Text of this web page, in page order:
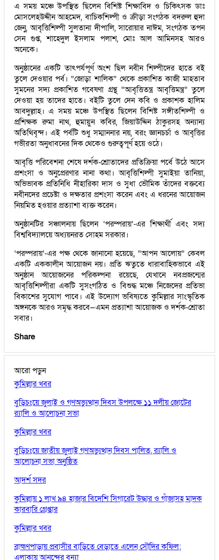
এ সময় মঞ্চে উপস্থিত ছিলেন বিশিষ্ট শিক্ষাবিদ ও চিকিৎসক ডাঃ
মোসলেহউদ্দীন আহমেদ, বাচিকশিল্পী ও ক্রীড়া সংগঠক বদরুল হুদা
জেনু, আবৃত্তিশিল্পী সুলতানা দীপালি, সারোয়ার নাঈম, সংগঠক তপন
সেন গুপ্ত, শাহেদুল ইসলাম পলাশ, মোঃ আল আমিনসহ আরও
অনেকে।
অনুষ্ঠানের একটি তাৎপর্যপূর্ণ অংশ ছিল নবীন শিল্পীদের হাতে বই
তুলে দেওয়ার পর্ব। “জোড়া শালিক” থেকে প্রকাশিত কাজী মাহতাব
সুমনের সদ্য প্রকাশিত গবেষণা গ্রন্থ “আবৃত্তিতন্ত্র আবৃত্তিমন্ত্র” তুলে
দেওয়া হয় তাদের হাতে। বইটি তুলে দেন কবি ও প্রকাশক হালিম
আবদুল্লাহ। এ সময় মঞ্চে উপস্থিত ছিলেন বিশিষ্ট সঙ্গীতশিল্পী ও
প্রশিক্ষক রুমা নাথ, হুমায়ুন কবির, জিয়াউদ্দিন ঠাকুরসহ অন্যান্য
অতিথিবৃন্দ। এই পর্বটি শুধু সম্মাননার নয়, বরং জ্ঞানচর্চা ও আবৃত্তির
গভীরতা অনুধাবনের দিক থেকেও গুরুত্বপূর্ণ হয়ে ওঠে।
আবৃত্তি পরিবেশনা শেষে দর্শক-শ্রোতাদের প্রতিক্রিয়া পর্বে উঠে আসে
প্রশংসা ও অনুপ্রেরণার নানা কথা। আবৃত্তিশিল্পী সুমাইয়া তানিয়া,
অভিভাবক প্রতিনিধি নীহারিকা দাস ও সুধা ভৌমিক তাঁদের বক্তব্যে
নবীনদের প্রচেষ্টা ও দক্ষতার প্রশংসা করেন এবং এ ধরনের আয়োজন
নিয়মিত হওয়ার প্রত্যাশা ব্যক্ত করেন।
অনুষ্ঠানটির সঞ্চালনায় ছিলেন ‘পরম্পরায়’-এর শিক্ষার্থী এবং সদ্য
বিশ্ববিদ্যালয়ে অধ্যয়নরত সোহম সরকার।
‘পরম্পরায়’-এর পক্ষ থেকে জানানো হয়েছে, “আপন আলোয়” কেবল
একটি এককালীন আয়োজন নয়। প্রতি ঋতুতে ধারাবাহিকভাবে এই
অনুষ্ঠান আয়োজনের পরিকল্পনা রয়েছে, যেখানে নবপ্রজন্মের
আবৃত্তিশিল্পীরা একটি সুসংগঠিত ও বিশুদ্ধ মঞ্চে নিজেদের প্রতিভা
বিকাশের সুযোগ পাবে। এই উদ্যোগ ভবিষ্যতে কুমিল্লার সাংস্কৃতিক
অঙ্গনকে আরও সমৃদ্ধ করবে—এমন প্রত্যাশা আয়োজক ও দর্শক-শ্রোতা
সবার।
Share
আরো পড়ুন
কুমিল্লার খবর
বুড়িচংয়ে জুলাই ও গণঅভ্যুত্থান দিবস উপলক্ষে ১১ দলীয় জোটের
র‍্যালি ও আলোচনা সভা
কুমিল্লার খবর
বুড়িচংয়ে জাতীয় জুলাই গণঅভ্যুত্থান দিবস পালিত, র‍্যালি ও
আলোচনা সভা অনুষ্ঠিত
আদর্শ সদর
কুমিল্লায় ১ লাখ ৯৪ হাজার বিদেশি সিগারেট উদ্ধার ও গাঁজাসহ মাদক
কারবারি গ্রেপ্তার
কুমিল্লার খবর
ব্রাহ্মণপাড়ায় প্রবাসীর বাড়িতে বেড়াতে এলেন সৌদির কফিল;
এলাকায় আনন্দের বন্যা